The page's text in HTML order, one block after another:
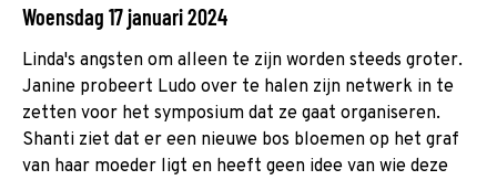
Woensdag 17 januari 2024
Linda's angsten om alleen te zijn worden steeds groter.
Janine probeert Ludo over te halen zijn netwerk in te
zetten voor het symposium dat ze gaat organiseren.
Shanti ziet dat er een nieuwe bos bloemen op het graf
van haar moeder ligt en heeft geen idee van wie deze